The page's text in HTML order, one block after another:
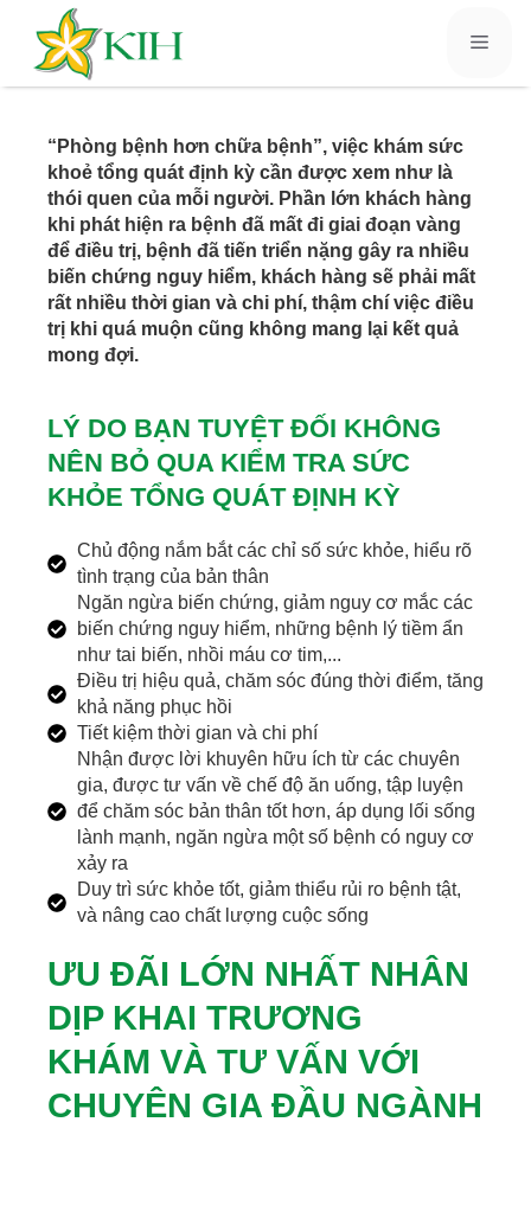
“Phòng bệnh hơn chữa bệnh”, việc khám sức
khoẻ tổng quát định kỳ cần được xem như là
thói quen của mỗi người. Phần lớn khách hàng
khi phát hiện ra bệnh đã mất đi giai đoạn vàng
để điều trị, bệnh đã tiến triển nặng gây ra nhiều
biến chứng nguy hiểm, khách hàng sẽ phải mất
rất nhiều thời gian và chi phí, thậm chí việc điều
trị khi quá muộn cũng không mang lại kết quả
mong đợi.
LÝ DO BẠN TUYỆT ĐỐI KHÔNG
NÊN BỎ QUA KIỂM TRA SỨC
KHỎE TỔNG QUÁT ĐỊNH KỲ
Chủ động nắm bắt các chỉ số sức khỏe, hiểu rõ
tình trạng của bản thân
Ngăn ngừa biến chứng, giảm nguy cơ mắc các
biến chứng nguy hiểm, những bệnh lý tiềm ẩn
như tai biến, nhồi máu cơ tim,...
Điều trị hiệu quả, chăm sóc đúng thời điểm, tăng
khả năng phục hồi
Tiết kiệm thời gian và chi phí
Nhận được lời khuyên hữu ích từ các chuyên
gia, được tư vấn về chế độ ăn uống, tập luyện
để chăm sóc bản thân tốt hơn, áp dụng lối sống
lành mạnh, ngăn ngừa một số bệnh có nguy cơ
xảy ra
Duy trì sức khỏe tốt, giảm thiểu rủi ro bệnh tật,
và nâng cao chất lượng cuộc sống
ƯU ĐÃI LỚN NHẤT NHÂN
DỊP KHAI TRƯƠNG
KHÁM VÀ TƯ VẤN VỚI
CHUYÊN GIA ĐẦU NGÀNH​